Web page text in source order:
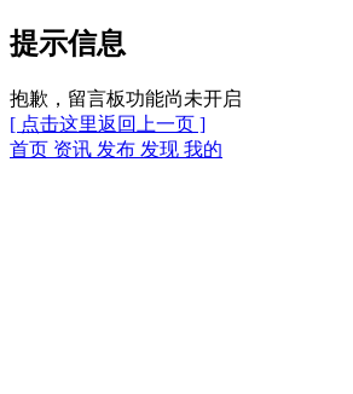
提示信息
抱歉，留言板功能尚未开启
[ 点击这里返回上一页 ]
首页 资讯 发布 发现 我的